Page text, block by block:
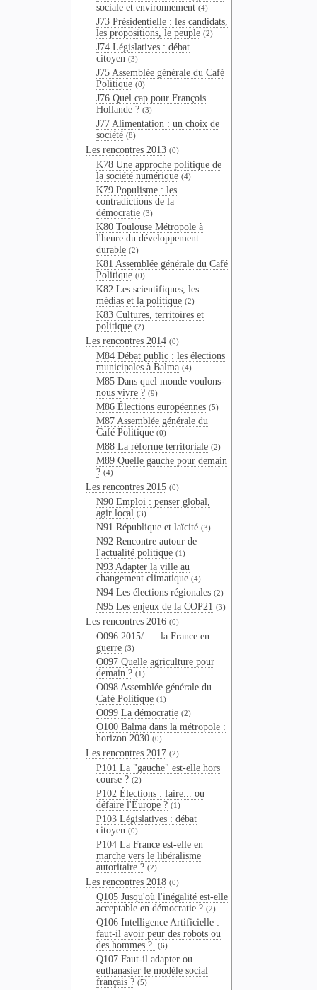
sociale et environnement (4)
J73 Présidentielle : les candidats,
les propositions, le peuple (2)
J74 Législatives : débat
citoyen (3)
J75 Assemblée générale du Café
Politique (0)
J76 Quel cap pour François
Hollande ? (3)
J77 Alimentation : un choix de
société (8)
Les rencontres 2013 (0)
K78 Une approche politique de
la société numérique (4)
K79 Populisme : les
contradictions de la
démocratie (3)
K80 Toulouse Métropole à
l'heure du développement
durable (2)
K81 Assemblée générale du Café
Politique (0)
K82 Les scientifiques, les
médias et la politique (2)
K83 Cultures, territoires et
politique (2)
Les rencontres 2014 (0)
M84 Débat public : les élections
municipales à Balma (4)
M85 Dans quel monde voulons-
nous vivre ? (9)
M86 Élections européennes (5)
M87 Assemblée générale du
Café Politique (0)
M88 La réforme territoriale (2)
M89 Quelle gauche pour demain
? (4)
Les rencontres 2015 (0)
N90 Emploi : penser global,
agir local (3)
N91 République et laïcité (3)
N92 Rencontre autour de
l'actualité politique (1)
N93 Adapter la ville au
changement climatique (4)
N94 Les élections régionales (2)
N95 Les enjeux de la COP21 (3)
Les rencontres 2016 (0)
O096 2015/... : la France en
guerre (3)
O097 Quelle agriculture pour
demain ? (1)
O098 Assemblée générale du
Café Politique (1)
O099 La démocratie (2)
O100 Balma dans la métropole :
horizon 2030 (0)
Les rencontres 2017 (2)
P101 La "gauche" est-elle hors
course ? (2)
P102 Élections : faire... ou
défaire l'Europe ? (1)
P103 Législatives : débat
citoyen (0)
P104 La France est-elle en
marche vers le libéralisme
autoritaire ? (2)
Les rencontres 2018 (0)
Q105 Jusqu'où l'inégalité est-elle
acceptable en démocratie ? (2)
Q106 Intelligence Artificielle :
faut-il avoir peur des robots ou
des hommes ?
(6)
Q107 Faut-il adapter ou
euthanasier le modèle social
français ? (5)